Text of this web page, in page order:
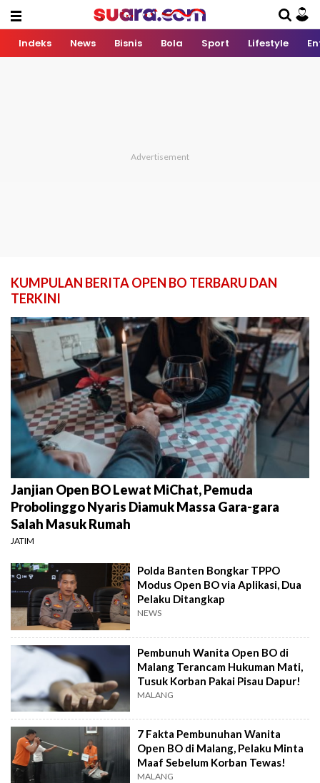
Indeks News Bisnis Bola Sport Lifestyle
KUMPULAN BERITA OPEN BO TERBARU DAN
TERKINI
Janjian Open BO Lewat MiChat, Pemuda
Probolinggo Nyaris Diamuk Massa Gara-gara
Salah Masuk Rumah
JATIM
Polda Banten Bongkar TPPO
Modus Open BO via Aplikasi, Dua
Pelaku Ditangkap
NEWS
Pembunuh Wanita Open BO di
Malang Terancam Hukuman Mati,
Tusuk Korban Pakai Pisau Dapur!
MALANG
7 Fakta Pembunuhan Wanita
Open BO di Malang, Pelaku Minta
Maaf Sebelum Korban Tewas!
MALANG